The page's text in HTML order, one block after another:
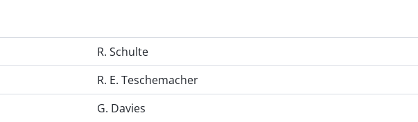
R. Schulte
R. E. Teschemacher
G. Davies